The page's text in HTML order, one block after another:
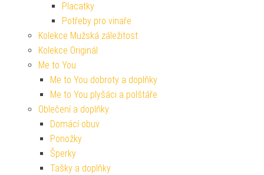
Placatky
Potřeby pro vinaře
Kolekce Mužská záležitost
Kolekce Originál
Me to You
Me to You dobroty a doplňky
Me to You plyšáci a polštáře
Oblečení a doplňky
Domácí obuv
Ponožky
Šperky
Tašky a doplňky